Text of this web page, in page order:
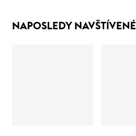
NAPOSLEDY NAVŠTÍVENÉ